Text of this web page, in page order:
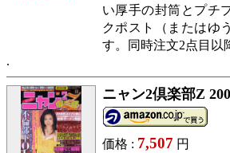
い厚手の封筒とプチ
クポスト（またはゆ
す。同時注文2点目以
ニャン2倶楽部Z
価格 : 7,507 円